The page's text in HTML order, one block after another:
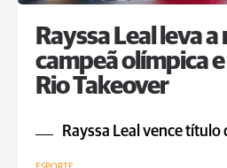
Rayssa Leal leva
campeã olímpica e
Rio Takeover
Rayssa Leal vence título